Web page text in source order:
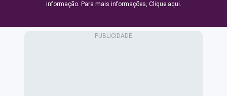
informação. Para mais informações, Clique aqui.